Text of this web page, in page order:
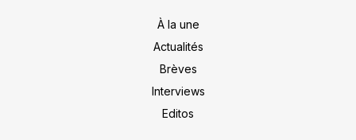
À la une
Actualités
Brèves
Interviews
Editos